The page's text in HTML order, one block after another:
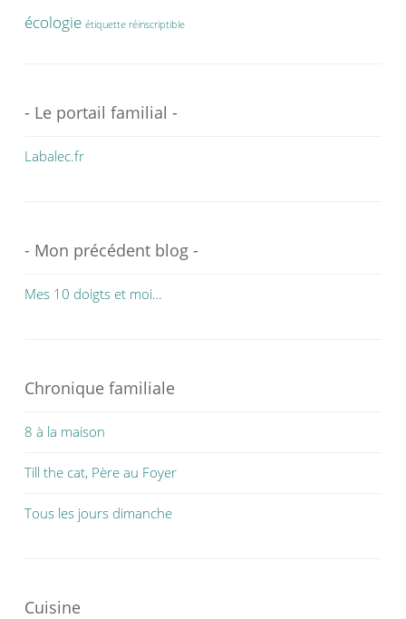
écologie étiquette réinscriptible
- Le portail familial -
Labalec.fr
- Mon précédent blog -
Mes 10 doigts et moi…
Chronique familiale
8 à la maison
Till the cat, Père au Foyer
Tous les jours dimanche
Cuisine